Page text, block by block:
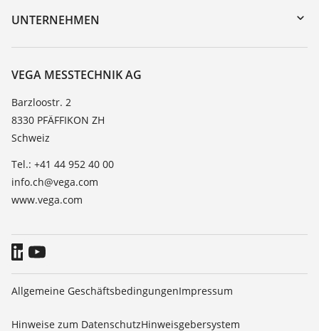
DTM Collection/PACTware
Trainings
Beständigkeitsliste
TeamViewer
UNTERNEHMEN
Über VEGA
Kontakt
News
Presse
Blog
VEGA MESSTECHNIK AG
Barzloostr. 2
8330 PFÄFFIKON ZH
Schweiz
Tel.: +41 44 952 40 00
info.ch@vega.com
www.vega.com
Allgemeine GeschäftsbedingungenImpressum
Hinweise zum DatenschutzHinweisgebersystem